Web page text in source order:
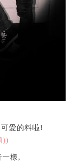
愛的料啦!
))
一樣,